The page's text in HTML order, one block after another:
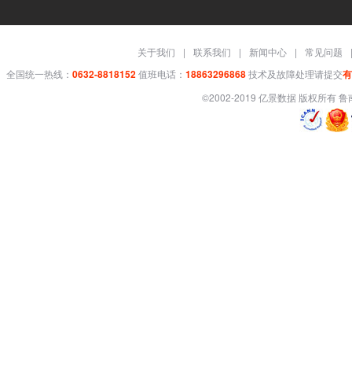
关于我们 | 联系我们 | 新闻中心 | 常见问题
|
全国统一热线： 0632-8818152值班电话： 18863296868技术及故障处理请提交
©2002-2019 亿景数据 版权所有鲁